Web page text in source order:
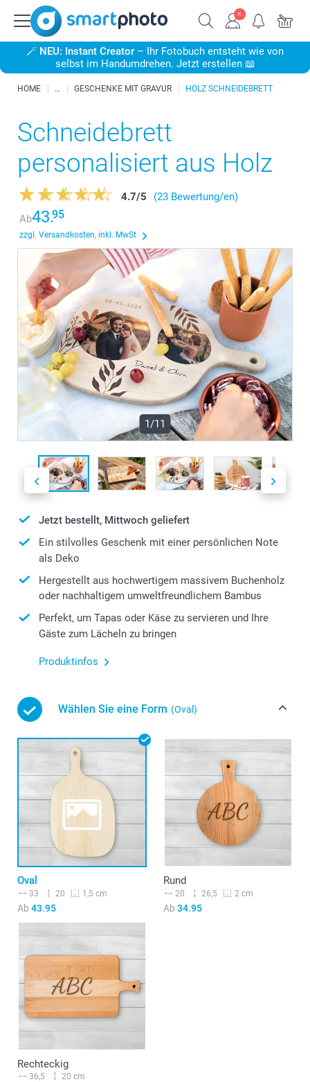
🪄 NEU: Instant Creator – Ihr Fotobuch entsteht wie von
selbst im Handumdrehen. Jetzt erstellen 📖
HOME GESCHENKE MIT GRAVUR HOLZ SCHNEIDEBRETT
Schneidebrett
personalisiert aus Holz
4.7/5
(23 Bewertung/en)
Ab43.95
zzgl. Versandkosten, inkl. MwSt
1/11
Jetzt bestellt, Mittwoch geliefert
Ein stilvolles Geschenk mit einer persönlichen Note
als Deko
Hergestellt aus hochwertigem massivem Buchenholz
oder nachhaltigem umweltfreundlichem Bambus
Perfekt, um Tapas oder Käse zu servieren und Ihre
Gäste zum Lächeln zu bringen
Produktinfos
Wählen Sie eine Form (Oval)
Oval
33 20 1,5 cm
Ab 43.95
Rund
20 26,5 2 cm
Ab 34.95
Rechteckig
36,5 20 cm